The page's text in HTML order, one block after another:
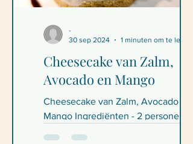
Cheesecake van Zalm,
Avocado en Mango
Cheesecake van Zalm, Avocado en
Mango Ingrediënten - 2 personen
-
30 sep 2024
1 minuten om te lezen